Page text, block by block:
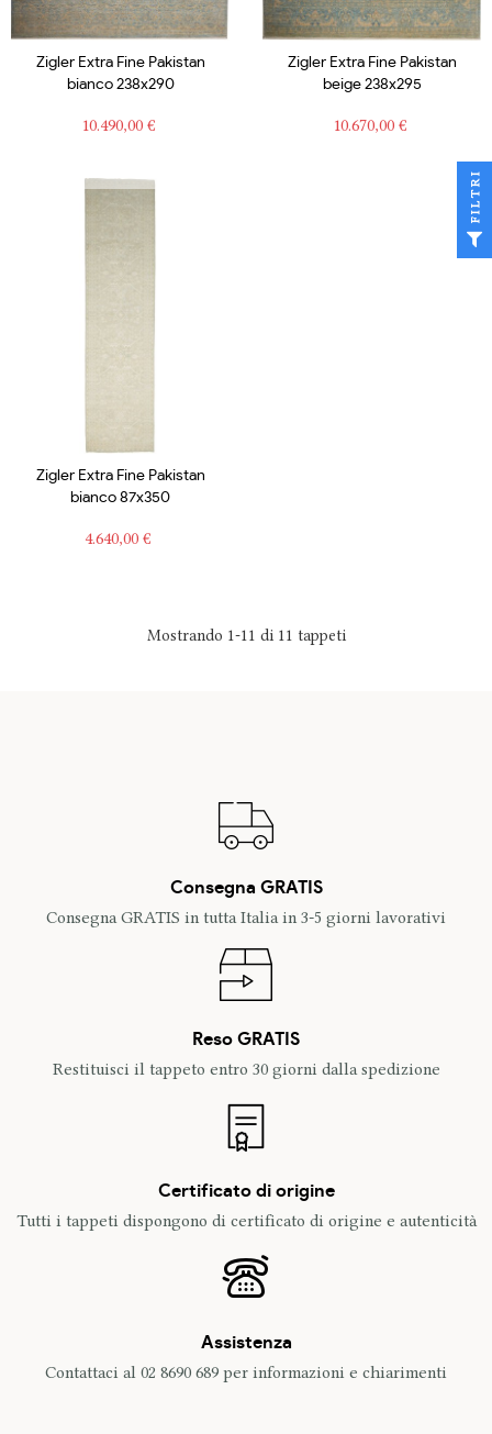
Zigler Extra Fine Pakistan
bianco 238x290
10.490,00 €
Zigler Extra Fine Pakistan
beige 238x295
10.670,00 €
Zigler Extra Fine Pakistan
bianco 87x350
4.640,00 €
Mostrando 1-11 di 11 tappeti
Consegna GRATIS
Consegna GRATIS in tutta Italia in 3-5 giorni lavorativi
Reso GRATIS
Restituisci il tappeto entro 30 giorni dalla spedizione
Certificato di origine
Tutti i tappeti dispongono di certificato di origine e autenticità
Assistenza
Contattaci al 02 8690 689 per informazioni e chiarimenti
FILTRI